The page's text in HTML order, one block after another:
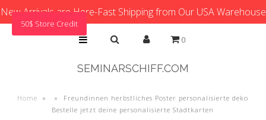
New Arrivals are Here-Fast Shipping from Our USA Warehouse
0
SEMINARSCHIFF.COM
Home » »
Freundinnen herbstliches Poster personalisierte deko
Bestelle jetzt deine personalisierte Stadtkarten
50$ Store Credit